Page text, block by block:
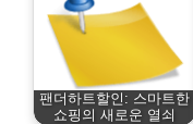
팬더하트할인: 스마트한
쇼핑의 새로운 열쇠